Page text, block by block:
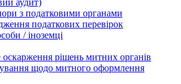
аудит)
з податковими органами
податкових перевірок
/ іноземці
оскарження рішень митних органів
щодо митного оформлення